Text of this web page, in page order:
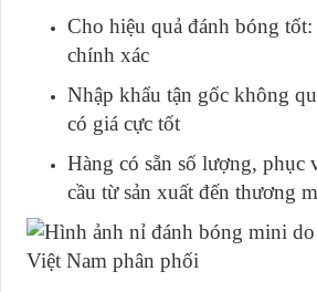
Cho hiệu quả đánh bóng
chính xác
Nhập khẩu tận gốc không
có giá cực tốt
Hàng có sẵn số lượng, phục
cầu từ sản xuất đến thương